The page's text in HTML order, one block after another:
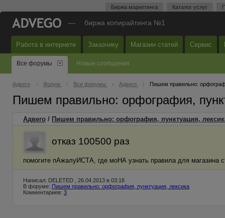
Биржа маркетинга Каталог услуг
— биржа копирайтинга №1
Работа в интернете Заказчику Магазин статей Сервис
Все форумы Новые сообщения
Адвего Форум Все форумы Адвего Пишем правильно:
Пишем правильно: орфография,
Адвего / Пишем правильно: орфография, пунктуация,
отказ 100500 раз
помогите пАжалуИСТА, где моНА узнать правила для магазина
Написал: DELETED , 26.04.2013 в 03:18
В форуме: Пишем правильно: орфография, пунктуация, лексика
Комментариев: 3